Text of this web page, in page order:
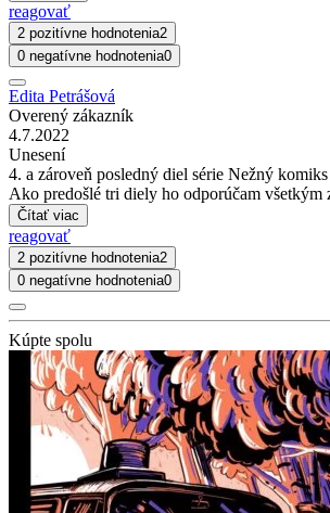
reagovať
2 pozitívne hodnotenia2
0 negatívne hodnotenia0
Edita Petrášová
Overený zákazník
4.7.2022
Unesení
4. a zároveň posledný diel série Nežný
Ako predošlé tri diely ho odporúčam všetkým
Čítať viac
reagovať
2 pozitívne hodnotenia2
0 negatívne hodnotenia0
Kúpte spolu